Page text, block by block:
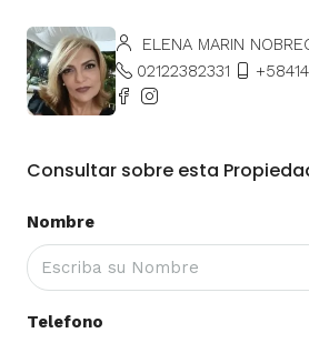
ELENA MARIN
02122382331
Consultar sobre esta
Nombre
Telefono